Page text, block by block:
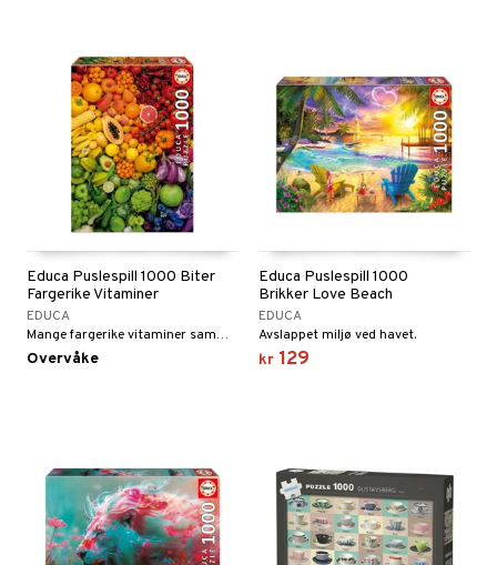
Educa Puslespill 1000 Biter
Fargerike Vitaminer
EDUCA
Mange fargerike vitaminer sammen!
Overvåke
Educa Puslespill 1000
Brikker Love Beach
EDUCA
Avslappet miljø ved havet.
kr 129